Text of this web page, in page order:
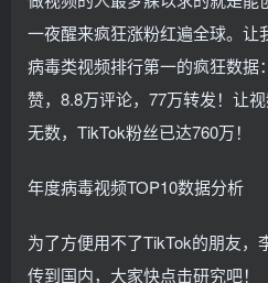
一夜醒来疯狂涨粉红遍全球。让
病毒类视频排行第一的疯狂数据
赞，8.8万评论，77万转发！让
无数，TikTok粉丝已达760万！
年度病毒视频TOP10数据分析
为了方便用不了TikTok的朋友，
传到国内，大家快点击研究吧！